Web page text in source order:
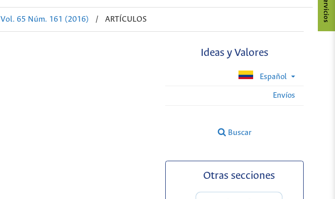
Vol. 65 Núm. 161 (2016) / ARTÍCULOS
Ideas y Valores
Español
Envíos
Buscar
Otras secciones